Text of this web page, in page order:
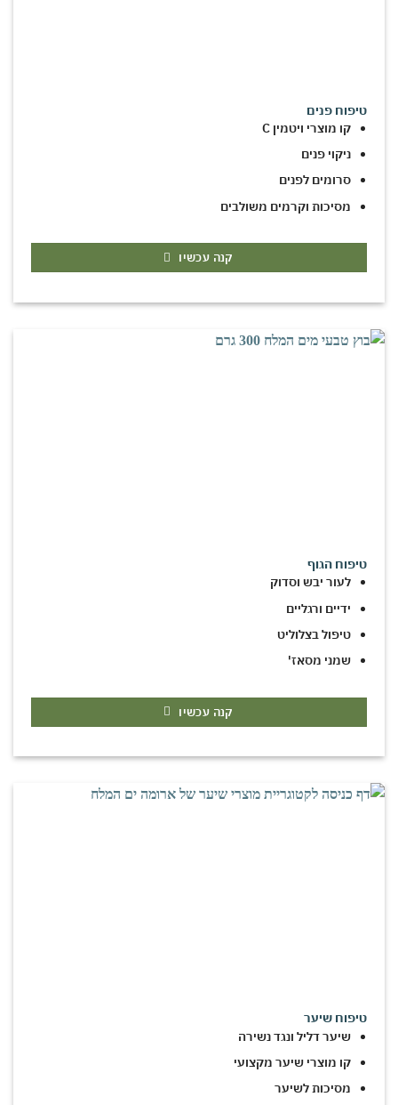
טיפוח פנים
קו מוצרי ויטמין C
ניקוי פנים
סרומים לפנים
מסיכות וקרמים משולבים
קנה עכשיו
טיפוח הגוף
לעור יבש וסדוק
ידיים ורגליים
טיפול בצלוליט
שמני מסאז'
קנה עכשיו
טיפוח שיער
שיער דליל ונגד נשירה
קו מוצרי שיער מקצועי
מסיכות לשיער